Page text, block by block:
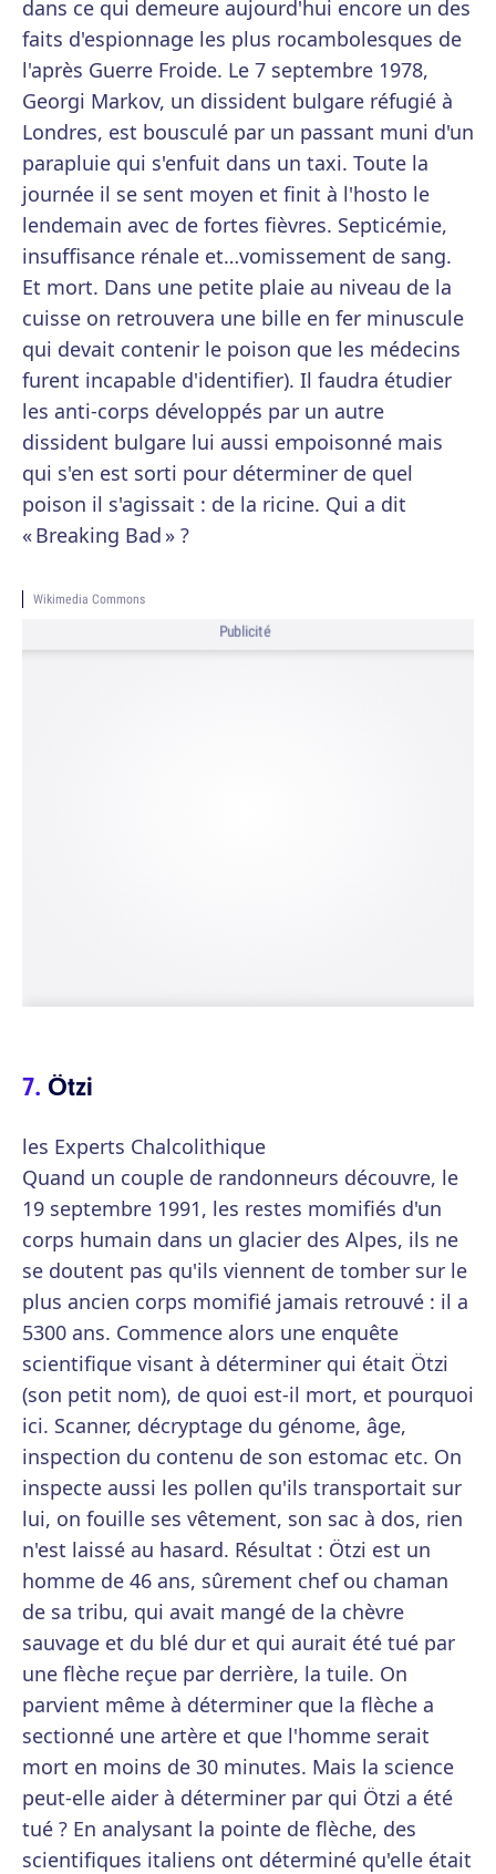
dans ce qui demeure aujourd'hui encore un des
faits d'espionnage les plus rocambolesques de
l'après Guerre Froide. Le 7 septembre 1978,
Georgi Markov, un dissident bulgare réfugié à
Londres, est bousculé par un passant muni d'un
parapluie qui s'enfuit dans un taxi. Toute la
journée il se sent moyen et finit à l'hosto le
lendemain avec de fortes fièvres. Septicémie,
insuffisance rénale et…vomissement de sang.
Et mort. Dans une petite plaie au niveau de la
cuisse on retrouvera une bille en fer minuscule
qui devait contenir le poison que les médecins
furent incapable d'identifier). Il faudra étudier
les anti-corps développés par un autre
dissident bulgare lui aussi empoisonné mais
qui s'en est sorti pour déterminer de quel
poison il s'agissait : de la ricine. Qui a dit
« Breaking Bad » ?
Wikimedia Commons
Publicité
Ötzi
les Experts Chalcolithique
Quand un couple de randonneurs découvre, le
19 septembre 1991, les restes momifiés d'un
corps humain dans un glacier des Alpes, ils ne
se doutent pas qu'ils viennent de tomber sur le
plus ancien corps momifié jamais retrouvé : il a
5300 ans. Commence alors une enquête
scientifique visant à déterminer qui était Ötzi
(son petit nom), de quoi est-il mort, et pourquoi
ici. Scanner, décryptage du génome, âge,
inspection du contenu de son estomac etc. On
inspecte aussi les pollen qu'ils transportait sur
lui, on fouille ses vêtement, son sac à dos, rien
n'est laissé au hasard. Résultat : Ötzi est un
homme de 46 ans, sûrement chef ou chaman
de sa tribu, qui avait mangé de la chèvre
sauvage et du blé dur et qui aurait été tué par
une flèche reçue par derrière, la tuile. On
parvient même à déterminer que la flèche a
sectionné une artère et que l'homme serait
mort en moins de 30 minutes. Mais la science
peut-elle aider à déterminer par qui Ötzi a été
tué ? En analysant la pointe de flèche, des
scientifiques italiens ont déterminé qu'elle était